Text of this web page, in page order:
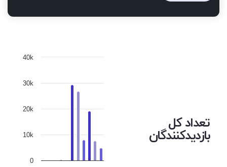
تعداد کل
بازدیدکنندگان
0
10k
20k
30k
40k